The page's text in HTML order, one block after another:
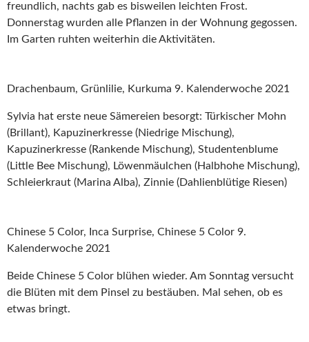
freundlich, nachts gab es bisweilen leichten Frost.
Donnerstag wurden alle Pflanzen in der Wohnung gegossen.
Im Garten ruhten weiterhin die Aktivitäten.
Drachenbaum, Grünlilie, Kurkuma 9. Kalenderwoche 2021
Sylvia hat erste neue Sämereien besorgt: Türkischer Mohn
(Brillant), Kapuzinerkresse (Niedrige Mischung),
Kapuzinerkresse (Rankende Mischung), Studentenblume
(Little Bee Mischung), Löwenmäulchen (Halbhohe Mischung),
Schleierkraut (Marina Alba), Zinnie (Dahlienblütige Riesen)
Chinese 5 Color, Inca Surprise, Chinese 5 Color 9.
Kalenderwoche 2021
Beide Chinese 5 Color blühen wieder. Am Sonntag versucht
die Blüten mit dem Pinsel zu bestäuben. Mal sehen, ob es
etwas bringt.